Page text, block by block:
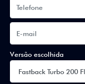
Versão escolhida